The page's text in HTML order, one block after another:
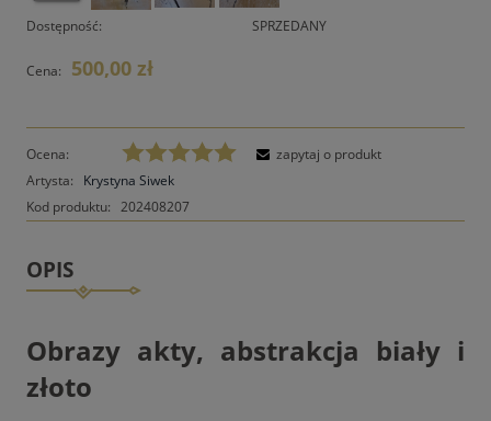
Dostępność: SPRZEDANY
Cena: 500,00 zł
Ocena:
Artysta:
Krystyna Siwek
Kod produktu: 202408207
zapytaj o produkt
OPIS
Obrazy akty, abstrakcja biały i
złoto